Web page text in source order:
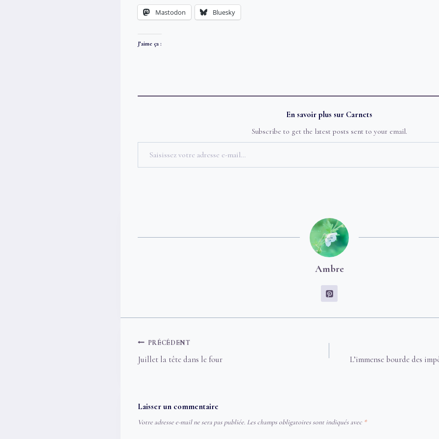
Mastodon Bluesky
J’aime ça :
En savoir plus sur Carnets
Subscribe to get the latest posts sent to your email.
Saisissez votre adresse e-mail…
Ambre
Navigation
de
PRÉCÉDENT
Juillet la tête dans le four L’immense bourde des
Laisser un commentaire
Votre adresse e-mail ne sera pas publiée. Les champs obligatoires sont indiqués avec *